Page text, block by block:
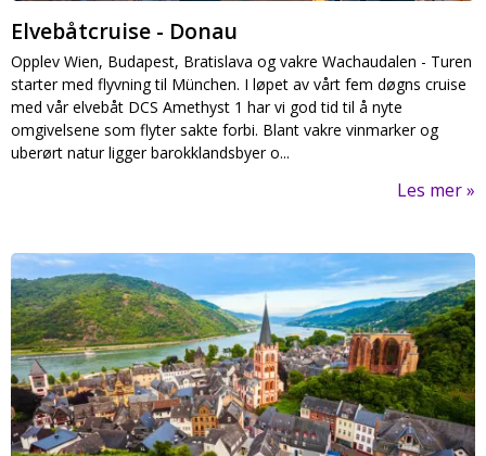
Elvebåtcruise - Donau
Opplev Wien, Budapest, Bratislava og vakre Wachaudalen - Turen
starter med flyvning til München. I løpet av vårt fem døgns cruise
med vår elvebåt DCS Amethyst 1 har vi god tid til å nyte
omgivelsene som flyter sakte forbi. Blant vakre vinmarker og
uberørt natur ligger barokklandsbyer o...
Les mer